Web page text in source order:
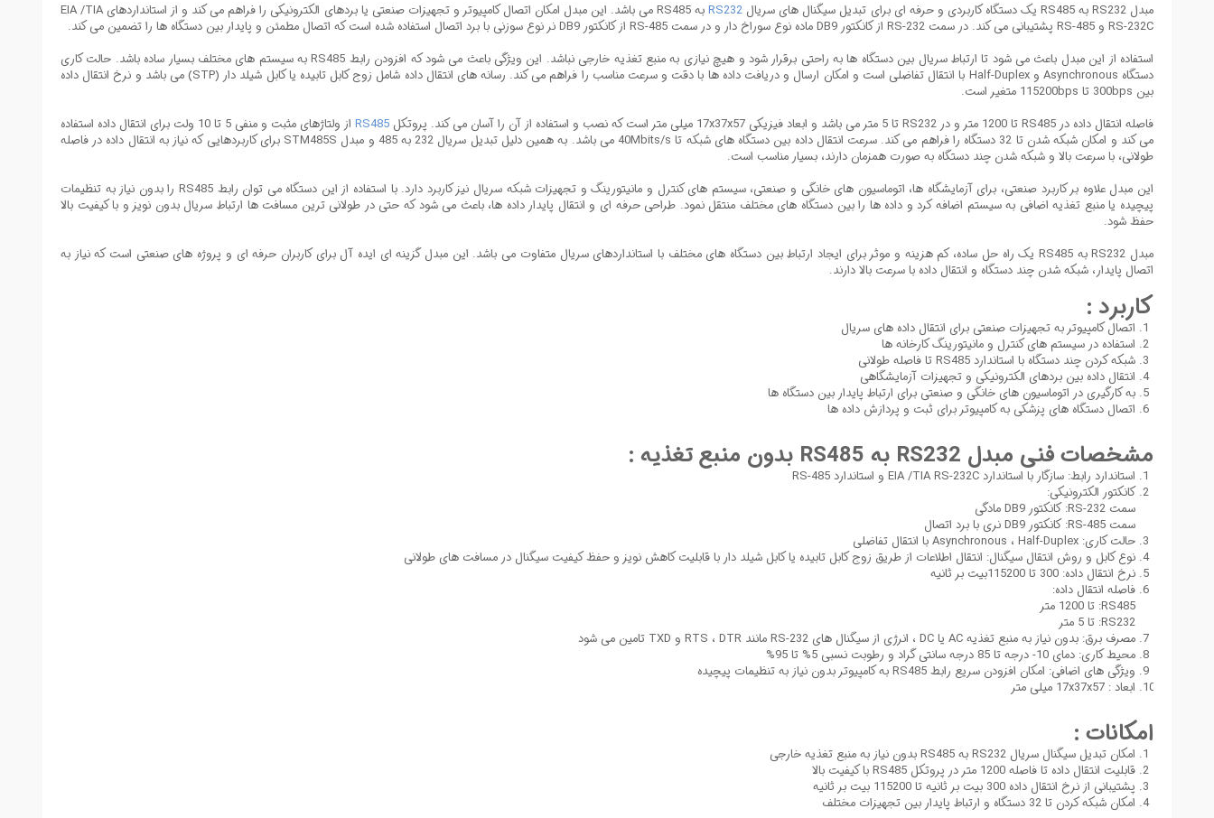
مبدل RS232 به RS485 یک دستگاه کاربردی و حرفه ای برای تبدیل سیگنال های سریال RS232
به RS485 می باشد. این مبدل امکان اتصال کامپیوتر و تجهیزات صنعتی یا بردهای الکترونیکی را فراهم می کند و از استانداردهای EIA /TIA
RS-232C و RS-485 پشتیبانی می کند. در سمت RS-232 از کانکتور DB9 ماده نوع سوراخ دار و در سمت RS-485 از کانکتور DB9 نر نوع سوزنی با برد اتصال استفاده شده است که اتصال مطمئن و پایدار بین دستگاه ها را تضمین می کند.
استفاده از این مبدل باعث می شود تا ارتباط سریال بین دستگاه ها به راحتی برقرار شود و هیچ نیازی به منبع تغذیه خارجی نباشد. این ویژگی باعث می شود که افزودن رابط RS485 به سیستم های مختلف بسیار ساده باشد. حالت کاری
دستگاه Asynchronous و Half-Duplex با انتقال تفاضلی است و امکان ارسال و دریافت داده ها با دقت و سرعت مناسب را فراهم می کند. رسانه های انتقال داده شامل زوج کابل تابیده یا کابل شیلد دار (STP) می باشد و نرخ انتقال داده
بین 300bps تا 115200bps متغیر است.
فاصله انتقال داده در RS485 تا 1200 متر و در RS232 تا 5 متر می باشد و ابعاد فیزیکی 17x37x57 میلی متر است که نصب و استفاده از آن را آسان می کند. پروتکل
RS485
از ولتاژهای مثبت و منفی 5 تا 10 ولت برای انتقال داده استفاده
می کند و امکان شبکه شدن تا 32 دستگاه را فراهم می کند. سرعت انتقال داده بین دستگاه های شبکه تا 40Mbits/s می باشد. به همین دلیل تبدیل سریال 232 به 485 و مبدل STM485S برای کاربردهایی که نیاز به انتقال داده در فاصله
طولانی، با سرعت بالا و شبکه شدن چند دستگاه به صورت همزمان دارند، بسیار مناسب است.
این مبدل علاوه بر کاربرد صنعتی، برای آزمایشگاه ها، اتوماسیون های خانگی و صنعتی، سیستم های کنترل و مانیتورینگ و تجهیزات شبکه سریال نیز کاربرد دارد. با استفاده از این دستگاه می توان رابط RS485 را بدون نیاز به تنظیمات
پیچیده یا منبع تغذیه اضافی به سیستم اضافه کرد و داده ها را بین دستگاه های مختلف منتقل نمود. طراحی حرفه ای و انتقال پایدار داده ها، باعث می شود که حتی در طولانی ترین مسافت ها ارتباط سریال بدون نویز و با کیفیت بالا
حفظ شود.
مبدل RS232 به RS485 یک راه حل ساده، کم هزینه و موثر برای ایجاد ارتباط بین دستگاه های مختلف با استانداردهای سریال متفاوت می باشد. این مبدل گزینه ای ایده آل برای کاربران حرفه ای و پروژه های صنعتی است که نیاز به
اتصال پایدار، شبکه شدن چند دستگاه و انتقال داده با سرعت بالا دارند.
کاربرد :
اتصال کامپیوتر به تجهیزات صنعتی برای انتقال داده های سریال
استفاده در سیستم های کنترل و مانیتورینگ کارخانه ها
شبکه کردن چند دستگاه با استاندارد RS485 تا فاصله طولانی
انتقال داده بین بردهای الکترونیکی و تجهیزات آزمایشگاهی
به کارگیری در اتوماسیون های خانگی و صنعتی برای ارتباط پایدار بین دستگاه ها
اتصال دستگاه های پزشکی به کامپیوتر برای ثبت و پردازش داده ها
مشخصات فنی مبدل RS232 به RS485 بدون منبع تغذیه :
استاندارد رابط: سازگار با استاندارد EIA /TIA RS-232C و استاندارد RS-485
کانکتور الکترونیکی:
سمت RS-232: کانکتور DB9 مادگی
سمت RS-485: کانکتور DB9 نری با برد اتصال
حالت کاری: Asynchronous ، Half-Duplex با انتقال تفاضلی
نوع کابل و روش انتقال سیگنال: انتقال اطلاعات از طریق زوج کابل تابیده یا کابل شیلد دار با قابلیت کاهش نویز و حفظ کیفیت سیگنال در مسافت های طولانی
نرخ انتقال داده: 300 تا 115200بیت بر ثانیه
فاصله انتقال داده:
RS485: تا 1200 متر
RS232: تا 5 متر
مصرف برق: بدون نیاز به منبع تغذیه AC یا DC ، انرژی از سیگنال های RS-232 مانند RTS ، DTR و TXD تامین می شود
محیط کاری: دمای 10- درجه تا 85 درجه سانتی گراد و رطوبت نسبی 5% تا 95%
ویژگی های اضافی: امکان افزودن سریع رابط RS485 به کامپیوتر بدون نیاز به تنظیمات پیچیده
ابعاد : 17x37x57 میلی متر
امکانات :
امکان تبدیل سیگنال سریال RS232 به RS485 بدون نیاز به منبع تغذیه خارجی
قابلیت انتقال داده تا فاصله 1200 متر در پروتکل RS485 با کیفیت بالا
پشتیبانی از نرخ انتقال داده 300 بیت بر ثانیه تا 115200 بیت بر ثانیه
امکان شبکه کردن تا 32 دستگاه و ارتباط پایدار بین تجهیزات مختلف